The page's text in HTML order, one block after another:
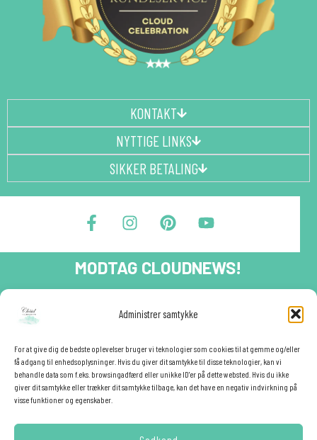
Administrer samtykke
For at give dig de bedste oplevelser bruger vi teknologier som cookies til at gemme og/eller
få adgang til enhedsoplysninger. Hvis du giver dit samtykke til disse teknologier, kan vi
behandle data som f.eks. browsingadfærd eller unikke ID'er på dette websted. Hvis du ikke
giver dit samtykke eller trækker dit samtykke tilbage, kan det have en negativ indvirkning på
visse funktioner og egenskaber.
KONTAKT
NYTTIGE LINKS
SIKKER BETALING
a
c
e
b
o
f
n
s
t
a
g
a
i
n
t
e
r
s
o
t
u
b
MODTAG CLOUDNEWS!
festinspiration direkte i din indbakke.🎉
Fornavn
E-mail